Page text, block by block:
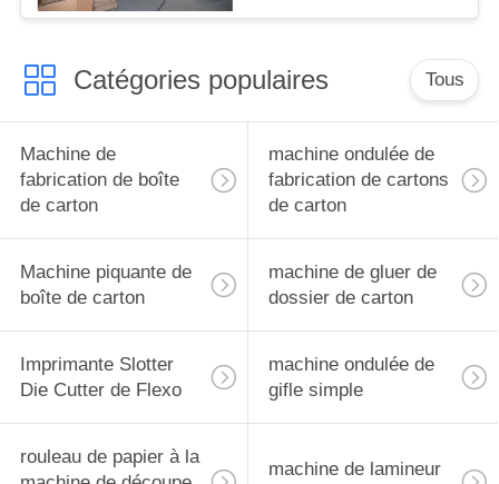
Catégories populaires Tous
Machine de
fabrication de boîte
de carton
machine ondulée de
fabrication de cartons
de carton
Machine piquante de
boîte de carton
machine de gluer de
dossier de carton
Imprimante Slotter
Die Cutter de Flexo
machine ondulée de
gifle simple
rouleau de papier à la
machine de lamineur